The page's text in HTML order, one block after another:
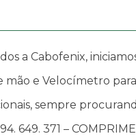
a Cabofenix,
e Velocímetro
sempre
649. 371 –